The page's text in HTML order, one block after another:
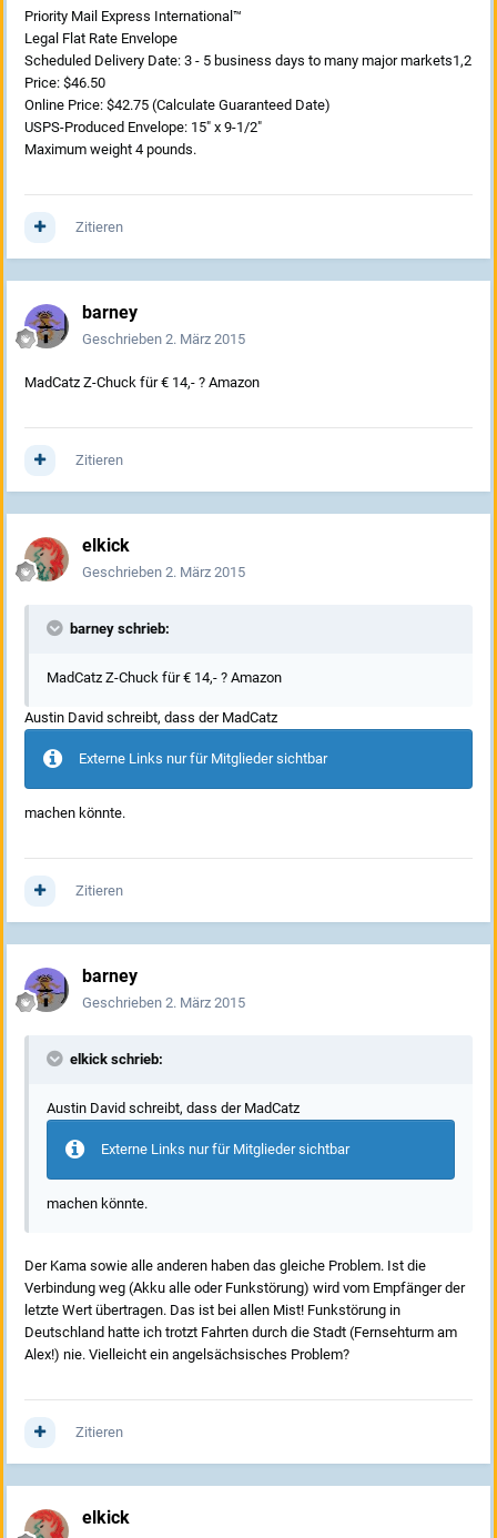
Priority Mail Express International™
Legal Flat Rate Envelope
Scheduled Delivery Date: 3 - 5 business days to many major markets1,2
Price: $46.50
Online Price: $42.75 (Calculate Guaranteed Date)
USPS-Produced Envelope: 15" x 9-1/2"
Maximum weight 4 pounds.
Zitieren
barney
Geschrieben 2. März 2015
MadCatz Z-Chuck für € 14,- ? Amazon
Zitieren
elkick
Geschrieben 2. März 2015
barney schrieb:
MadCatz Z-Chuck für € 14,- ? Amazon
Austin David schreibt, dass der MadCatz
Externe Links nur für Mitglieder sichtbar
machen könnte.
Zitieren
barney
Geschrieben 2. März 2015
elkick schrieb:
Austin David schreibt, dass der MadCatz
Externe Links nur für Mitglieder sichtbar
machen könnte.
Der Kama sowie alle anderen haben das gleiche Problem. Ist die
Verbindung weg (Akku alle oder Funkstörung) wird vom Empfänger der
letzte Wert übertragen. Das ist bei allen Mist! Funkstörung in
Deutschland hatte ich trotzt Fahrten durch die Stadt (Fernsehturm am
Alex!) nie. Vielleicht ein angelsächsisches Problem?
Zitieren
elkick